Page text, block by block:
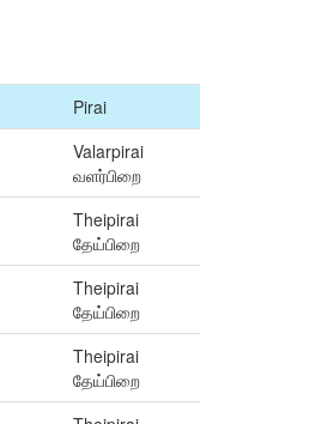
Pirai
Valarpirai
வளர்பிறை
Theipirai
தேய்பிறை
Theipirai
தேய்பிறை
Theipirai
தேய்பிறை